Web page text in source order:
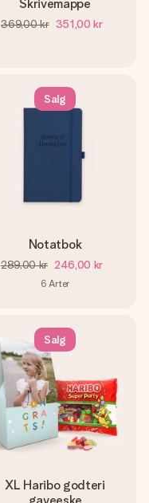
Skrivemappe
369,00 kr 351,00 kr
Salg
Notatbok
289,00 kr 246,00 kr
6 Arter
Salg
XL Haribo godteri